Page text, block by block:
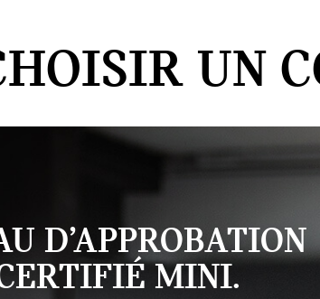
UN
D’APPROBATION
MINI.